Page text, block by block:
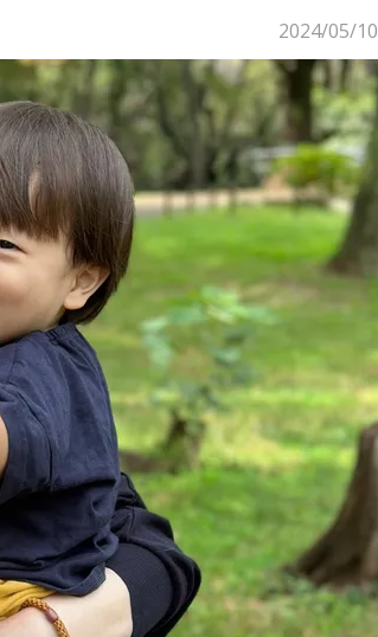
2024/05/10